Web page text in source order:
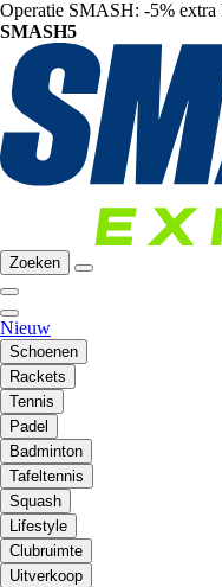
Operatie SMASH: -5% extra
SMASH5
Zoeken
Nieuw
Schoenen
Rackets
Tennis
Padel
Badminton
Tafeltennis
Squash
Lifestyle
Clubruimte
Uitverkoop